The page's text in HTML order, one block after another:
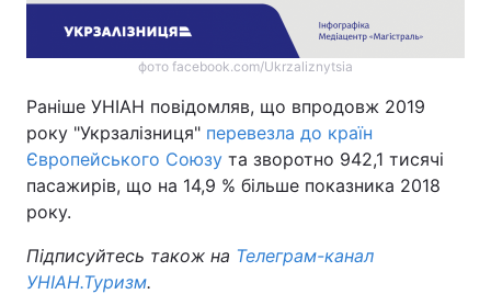
фото facebook.com/Ukrzaliznytsia
Раніше УНІАН повідомляв, що впродовж 2019
року "Укрзалізниця" перевезла до країн
Європейського Союзу та зворотно 942,1 тисячі
пасажирів, що на 14,9 % більше показника 2018
року.
Підписуйтесь також на Телеграм-канал
УНІАН.Туризм.